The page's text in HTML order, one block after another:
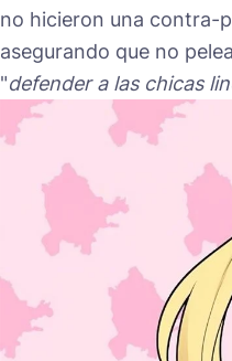
no hicieron una contra-
asegurando que no
"defender a las chicas